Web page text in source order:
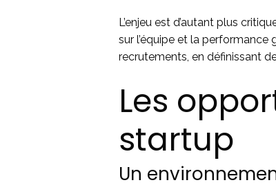
L’enjeu est d’autant plus
sur l’équipe et la
recrutements, en définissant
Les
startup
Un